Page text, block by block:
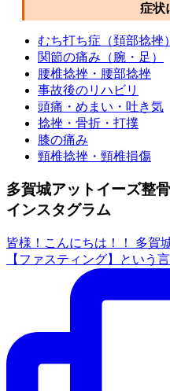
症状
むち打ち症（頚部捻挫）
関節の痛み（腕・足）
腰椎捻挫・腰部捻挫
事故後のリハビリ
頭痛・めまい・吐き気
捻挫・骨折・打撲
膝の痛み
頸椎捻挫・頸椎損傷
多賀城アットイーズ整
インスタグラム
皆様！こんにちは！！ 多賀
【ファスティング】という